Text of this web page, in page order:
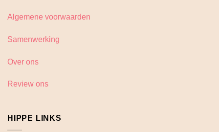
Algemene voorwaarden
Samenwerking
Over ons
Review ons
HIPPE LINKS